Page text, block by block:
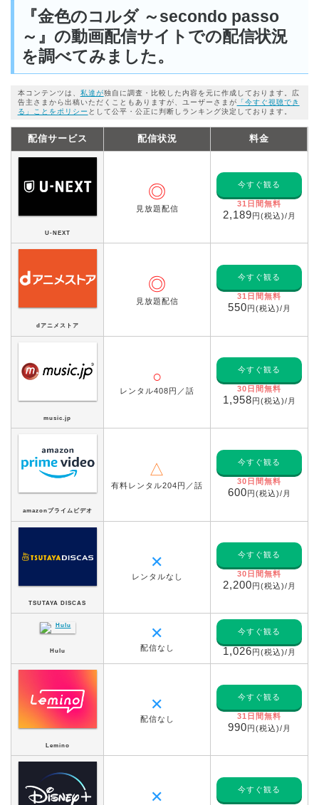
『金色のコルダ ～secondo passo
～』の動画配信サイトでの配信状況
を調べてみました。
本コンテンツは、 私達が独自に調査・比較した内容を元に作成しております。広
告主さまから出稿いただくこともありますが、ユーザーさまが 「今すぐ視聴でき
る」ことをポリシー として公平・公正に判断しランキング決定しております。
配信サービス 配信状況 料金
U-NEXT
◎
見放題配信
今すぐ観る
31日間無料
2,189円(税込)/月
dアニメストア
◎
見放題配信
今すぐ観る
31日間無料
550円(税込)/月
music.jp
○
レンタル408円／話
今すぐ観る
30日間無料
1,958円(税込)/月
amazonプライムビデオ
△
有料レンタル204円／話
今すぐ観る
30日間無料
600円(税込)/月
TSUTAYA DISCAS
✕
レンタルなし
今すぐ観る
30日間無料
2,200円(税込)/月
Hulu
✕
配信なし
今すぐ観る
1,026円(税込)/月
Lemino
✕
配信なし
今すぐ観る
31日間無料
990円(税込)/月
✕ 今すぐ観る